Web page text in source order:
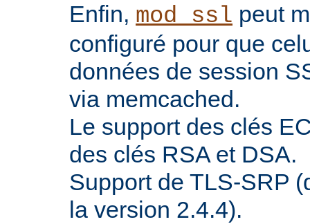
Enfin, mod_ssl peut
configuré pour que
données de session
via memcached.
Le support des clés
des clés RSA et DSA.
Support de TLS-SRP
la version 2.4.4).